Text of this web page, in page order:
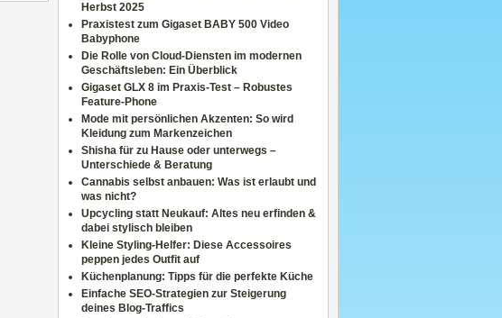
Herbst 2025
Praxistest zum Gigaset BABY 500 Video
Babyphone
Die Rolle von Cloud-Diensten im modernen
Geschäftsleben: Ein Überblick
Gigaset GLX 8 im Praxis-Test – Robustes
Feature-Phone
Mode mit persönlichen Akzenten: So wird
Kleidung zum Markenzeichen
Shisha für zu Hause oder unterwegs –
Unterschiede & Beratung
Cannabis selbst anbauen: Was ist erlaubt und
was nicht?
Upcycling statt Neukauf: Altes neu erfinden &
dabei stylisch bleiben
Kleine Styling-Helfer: Diese Accessoires
peppen jedes Outfit auf
Küchenplanung: Tipps für die perfekte Küche
Einfache SEO-Strategien zur Steigerung
deines Blog-Traffics